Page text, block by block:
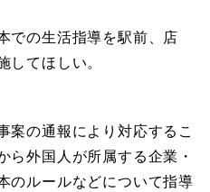
での生活指導を駅前、店
てほしい。
の通報により対応するこ
ら外国人が所属する企業・
のルールなどについて指導